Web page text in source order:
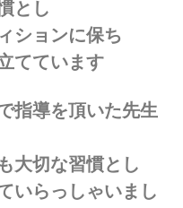
とし
ションに保ち
てています
指導を頂いた先生
大切な習慣とし
いらっしゃいまし